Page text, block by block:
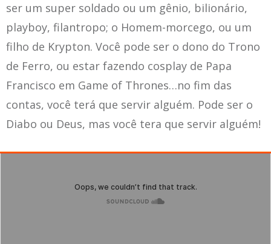
ser um super soldado ou um gênio, bilionário,
playboy, filantropo; o Homem-morcego, ou um
filho de Krypton. Você pode ser o dono do Trono
de Ferro, ou estar fazendo cosplay de Papa
Francisco em Game of Thrones…no fim das
contas, você terá que servir alguém. Pode ser o
Diabo ou Deus, mas você tera que servir alguém!